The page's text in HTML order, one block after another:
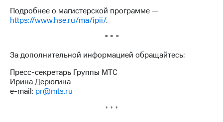
Подробнее о магистерской программе —
https://www.hse.ru/ma/ipii/.
* * *
За дополнительной информацией обращайтесь:
Пресс-секретарь Группы МТС
Ирина Дерюгина
e-mail: pr@mts.ru
* * *